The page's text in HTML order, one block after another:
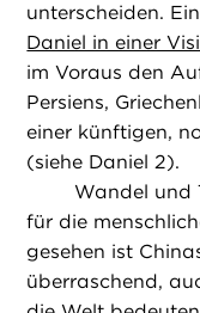
unterscheiden.
Daniel in einer
im Voraus den
Persiens,
einer künftigen,
(siehe Daniel 2).
Wandel und
für die
gesehen ist
überraschend,